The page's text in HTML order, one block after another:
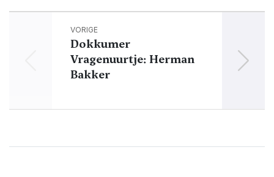
VORIGE
Dokkumer
Vragenuurtje: Herman
Bakker